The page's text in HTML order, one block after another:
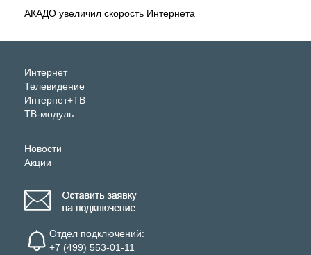
АКАДО увеличил скорость Интернета
Интернет
Телевидение
Интернет+ТВ
ТВ-модуль
Новости
Акции
Отдел подключений:
+7 (499) 553-01-11